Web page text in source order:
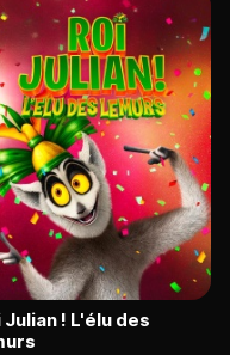
Julian ! L'élu des